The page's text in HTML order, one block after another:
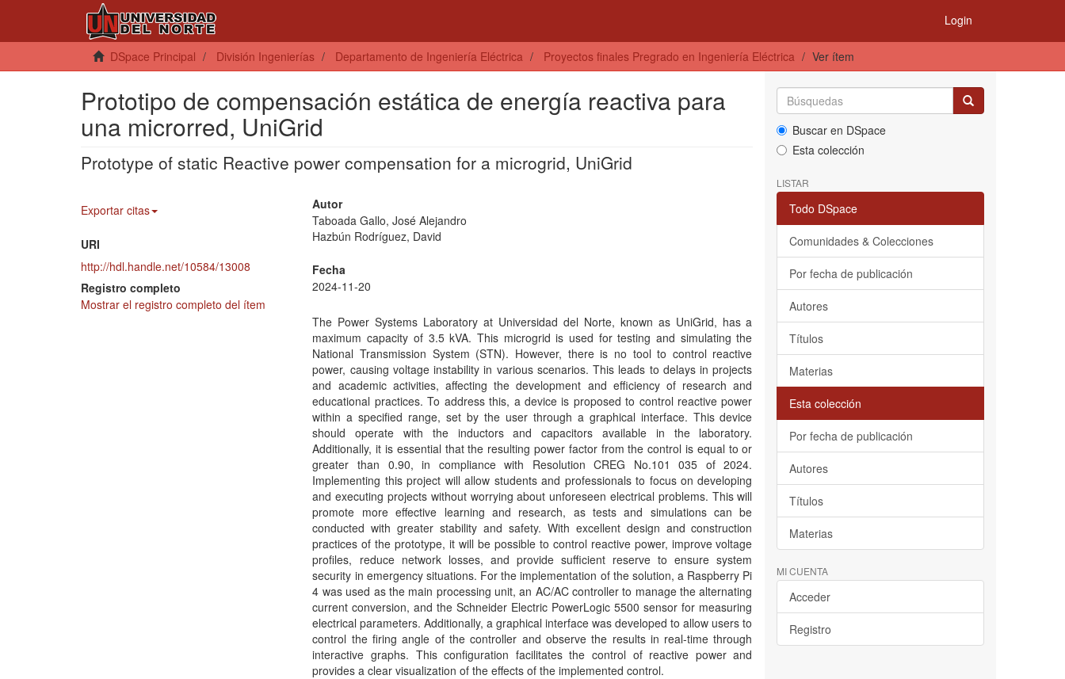
Login
DSpace Principal División Ingenierías Departamento de Ingeniería Eléctrica Proyectos finales Pregrado en Ingeniería Eléctrica Ver ítem
Prototipo de compensación estática de energía reactiva para
una microrred, UniGrid
Prototype of static Reactive power compensation for a microgrid, UniGrid
Exportar citas
URI
http://hdl.handle.net/10584/13008
Registro completo
Mostrar el registro completo del ítem
Autor
Taboada Gallo, José Alejandro
Hazbún Rodríguez, David
Fecha
2024-11-20
The Power Systems Laboratory at Universidad del Norte, known as UniGrid, has a
maximum capacity of 3.5 kVA. This microgrid is used for testing and simulating the
National Transmission System (STN). However, there is no tool to control reactive
power, causing voltage instability in various scenarios. This leads to delays in projects
and academic activities, affecting the development and efficiency of research and
educational practices. To address this, a device is proposed to control reactive power
within a specified range, set by the user through a graphical interface. This device
should operate with the inductors and capacitors available in the laboratory.
Additionally, it is essential that the resulting power factor from the control is equal to or
greater than 0.90, in compliance with Resolution CREG No.101 035 of 2024.
Implementing this project will allow students and professionals to focus on developing
and executing projects without worrying about unforeseen electrical problems. This will
promote more effective learning and research, as tests and simulations can be
conducted with greater stability and safety. With excellent design and construction
practices of the prototype, it will be possible to control reactive power, improve voltage
profiles, reduce network losses, and provide sufficient reserve to ensure system
security in emergency situations. For the implementation of the solution, a Raspberry Pi
4 was used as the main processing unit, an AC/AC controller to manage the alternating
current conversion, and the Schneider Electric PowerLogic 5500 sensor for measuring
electrical parameters. Additionally, a graphical interface was developed to allow users to
control the firing angle of the controller and observe the results in real-time through
interactive graphs. This configuration facilitates the control of reactive power and
provides a clear visualization of the effects of the implemented control.
Buscar en DSpace
Esta colección
LISTAR
Todo DSpace
Comunidades & Colecciones
Por fecha de publicación
Autores
Títulos
Materias
Esta colección
Por fecha de publicación
Autores
Títulos
Materias
MI CUENTA
Acceder
Registro